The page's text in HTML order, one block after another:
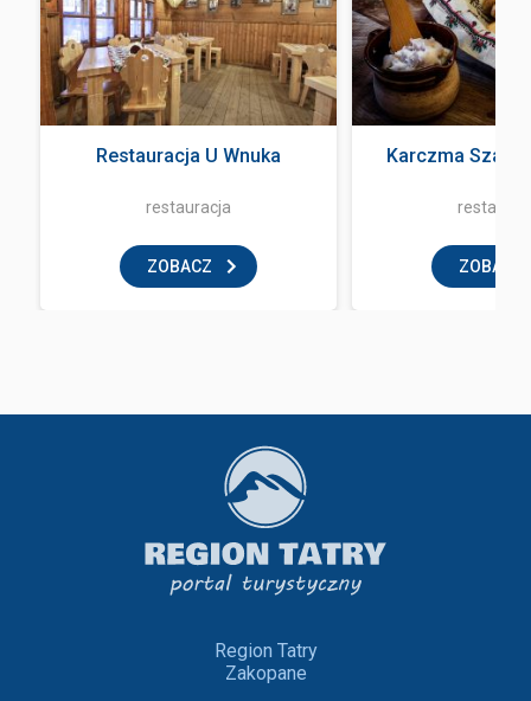
Restauracja U Wnuka
restauracja
ZOBACZ
Karczma
ZOBACZ
Region Tatry
Zakopane